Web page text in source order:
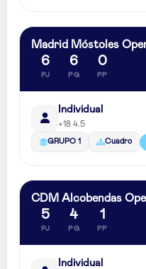
Madrid Móstoles
6
PJ
6
PG
0
PP
Individual
+18 4.5
GRUPO 1 Cuadro
CDM Alcobendas
5
PJ
4
PG
1
PP
Individual